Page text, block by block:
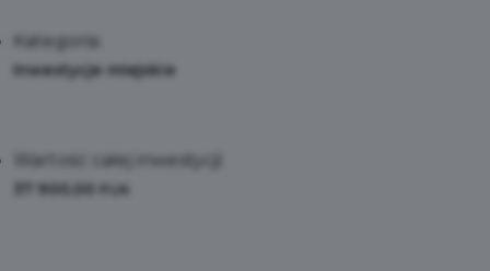
Kategoria:
Inwestycje miejskie
Wartość całej inwestycji:
37 900,00